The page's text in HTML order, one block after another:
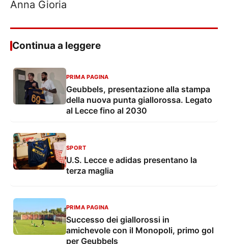
Anna Gioria
Continua a leggere
PRIMA PAGINA
Geubbels, presentazione alla stampa
della nuova punta giallorossa. Legato
al Lecce fino al 2030
SPORT
U.S. Lecce e adidas presentano la
terza maglia
PRIMA PAGINA
Successo dei giallorossi in
amichevole con il Monopoli, primo gol
per Geubbels